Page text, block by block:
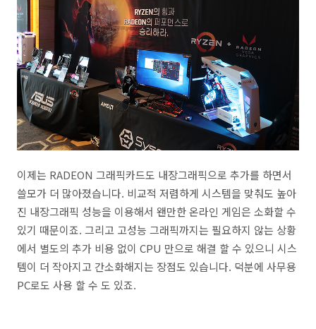
이제는 RADEON 그래픽카드도 내장그래픽으로 추가를 하면서
쓸모가 더 많아졌습니다. 비교적 저렴하게 시스템을 맞춰도 높아
진 내장그래픽 성능을 이용해서 왠만한 온라인 게임은 소화할 수
있기 때문이죠. 그리고 고성능 그래픽까지는 필요하지 않는 상황
에서 별도의 추가 비용 없이 CPU 만으로 해결 할 수 있으니 시스
템이 더 작아지고 간소화해지는 장점도 있습니다. 덕분에 사무용
PC로도 사용 할 수 도 있죠.